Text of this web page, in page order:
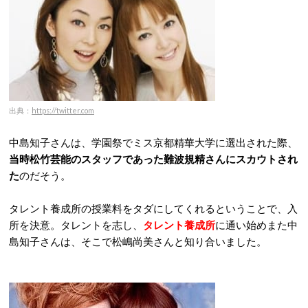
出典： https://twitter.com
中島知子さんは、学園祭でミス京都精華大学に選出された際、
当時松竹芸能のスタッフであった難波規精さんにスカウトされ
たのだそう。
タレント養成所の授業料をタダにしてくれるということで、入
所を決意。タレントを志し、 タレント養成所に通い始めまた中
島知子さんは、そこで松嶋尚美さんと知り合いました。